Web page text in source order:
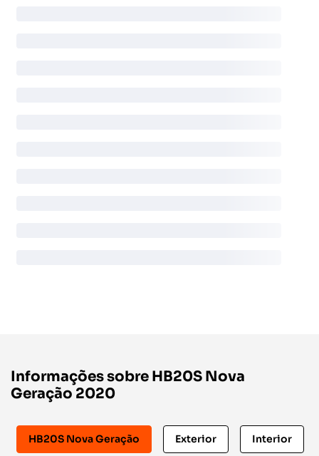
Informações sobre HB20S Nova
Geração 2020
HB20S Nova Geração Exterior Interior